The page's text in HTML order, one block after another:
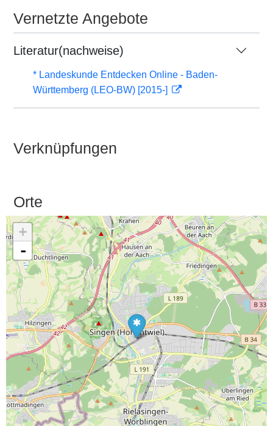
Vernetzte Angebote
Literatur(nachweise)
* Landeskunde Entdecken Online - Baden-
Württemberg (LEO-BW) [2015-]
Verknüpfungen
Orte
+
-